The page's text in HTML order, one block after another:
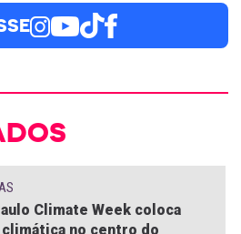
Climate Week coloca
no centro do